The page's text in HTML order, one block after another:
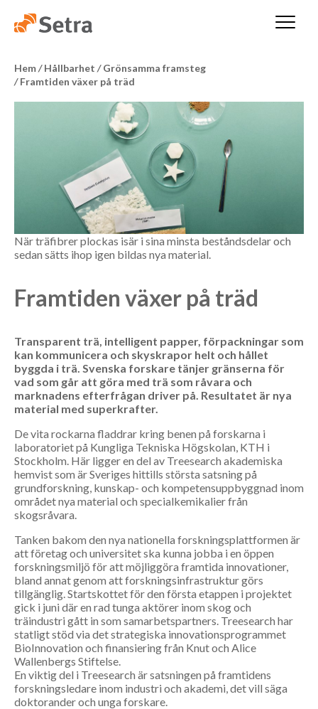
Hem/ Hållbarhet / Grönsamma framsteg
/ Framtiden växer på träd
När träfibrer plockas isär i sina minsta beståndsdelar och
sedan sätts ihop igen bildas nya material.
Framtiden växer på träd
Transparent trä, intelligent papper, förpackningar som
kan kommunicera och skyskrapor helt och hållet
byggda i trä. Svenska forskare tänjer gränserna för
vad som går att göra med trä som råvara och
marknadens efterfrågan driver på. Resultatet är nya
material med superkrafter.
De vita rockarna fladdrar kring benen på forskarna i
laboratoriet på Kungliga Tekniska Högskolan, KTH i
Stockholm. Här ligger en del av Treesearch akademiska
hemvist som är Sveriges hittills största satsning på
grundforskning, kunskap- och kompetensuppbyggnad inom
området nya material och specialkemikalier från
skogsråvara.
Tanken bakom den nya nationella forskningsplattformen är
att företag och universitet ska kunna jobba i en öppen
forskningsmiljö för att möjliggöra framtida innovationer,
bland annat genom att forskningsinfrastruktur görs
tillgänglig. Startskottet för den första etappen i projektet
gick i juni där en rad tunga aktörer inom skog och
träindustri gått in som samarbetspartners. Treesearch har
statligt stöd via det strategiska innovationsprogrammet
BioInnovation och finansiering från Knut och Alice
Wallenbergs Stiftelse.
En viktig del i Treesearch är sats­ningen på framtidens
forsknings­ledare inom industri och akademi, det vill säga
doktorander och unga forskare.